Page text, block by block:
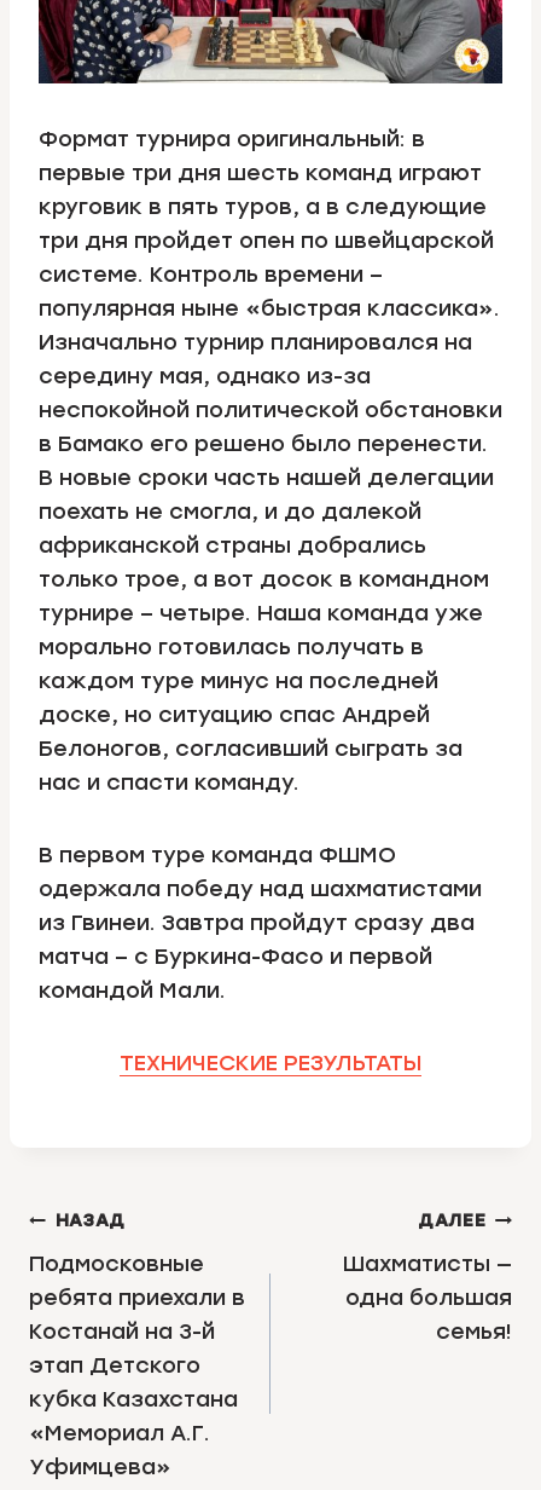
Формат турнира оригинальный: в
первые три дня шесть команд играют
круговик в пять туров, а в следующие
три дня пройдет опен по швейцарской
системе. Контроль времени –
популярная ныне «быстрая классика».
Изначально турнир планировался на
середину мая, однако из-за
неспокойной политической обстановки
в Бамако его решено было перенести.
В новые сроки часть нашей делегации
поехать не смогла, и до далекой
африканской страны добрались
только трое, а вот досок в командном
турнире – четыре. Наша команда уже
морально готовилась получать в
каждом туре минус на последней
доске, но ситуацию спас Андрей
Белоногов, согласивший сыграть за
нас и спасти команду.
В первом туре команда ФШМО
одержала победу над шахматистами
из Гвинеи. Завтра пройдут сразу два
матча – с Буркина-Фасо и первой
командой Мали.
ТЕХНИЧЕСКИЕ РЕЗУЛЬТАТЫ
НАВИГАЦИЯ
ПО
ЗАПИСЯМ
НАЗАД
Подмосковные
ребята приехали в
Костанай на 3-й
этап Детского
кубка Казахстана
«Мемориал А.Г.
Уфимцева»
ДАЛЕЕ
Шахматисты —
одна большая
семья!